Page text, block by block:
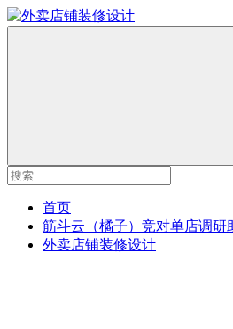
首页
筋斗云（橘子）竞对单店调研
外卖店铺装修设计